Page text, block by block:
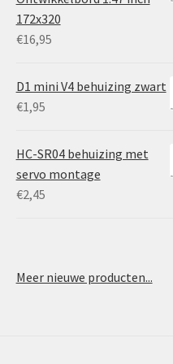
172x320
€16,95
D1 mini V4 behuizing zwart
€1,95
HC-SR04 behuizing met
servo montage
€2,45
Meer nieuwe producten...